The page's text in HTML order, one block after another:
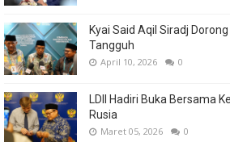
Kyai Said Aqil Siradj
Tangguh
April 10, 2026 0
LDII Hadiri Buka Bersama
Rusia
Maret 05, 2026 0